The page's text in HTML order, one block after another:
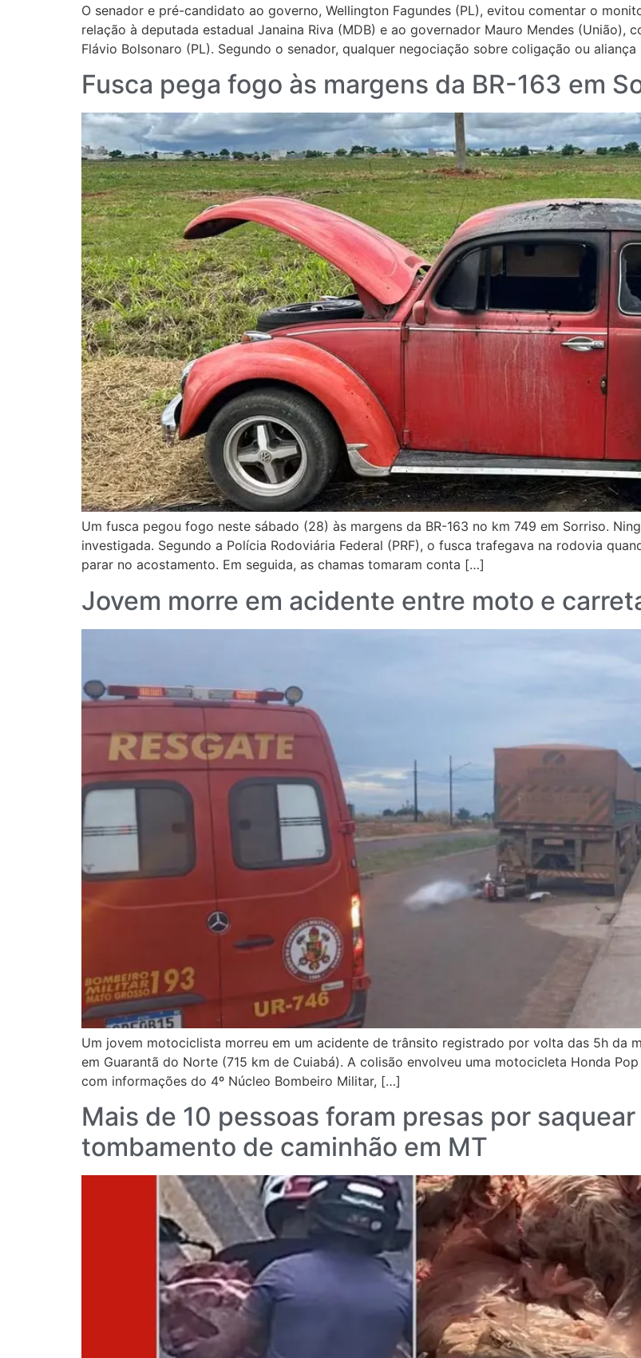
O senador e pré-candidato ao governo, Wellington Fagundes (PL), evitou comentar o
relação à deputada estadual Janaina Riva (MDB) e ao governador Mauro Mendes (União),
Flávio Bolsonaro (PL). Segundo o senador, qualquer negociação sobre coligação ou
Fusca pega fogo às margens da BR-163 em
Um fusca pegou fogo neste sábado (28) às margens da BR-163 no km 749 em Sorriso.
investigada. Segundo a Polícia Rodoviária Federal (PRF), o fusca trafegava na rodovia
parar no acostamento. Em seguida, as chamas tomaram conta […]
Jovem morre em acidente entre moto e
Um jovem motociclista morreu em um acidente de trânsito registrado por volta das 5h da
em Guarantã do Norte (715 km de Cuiabá). A colisão envolveu uma motocicleta Honda
com informações do 4º Núcleo Bombeiro Militar, […]
Mais de 10 pessoas foram presas por
tombamento de caminhão em MT